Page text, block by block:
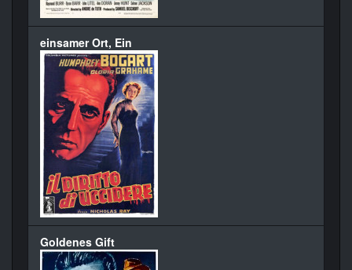
einsamer Ort, Ein
Goldenes Gift